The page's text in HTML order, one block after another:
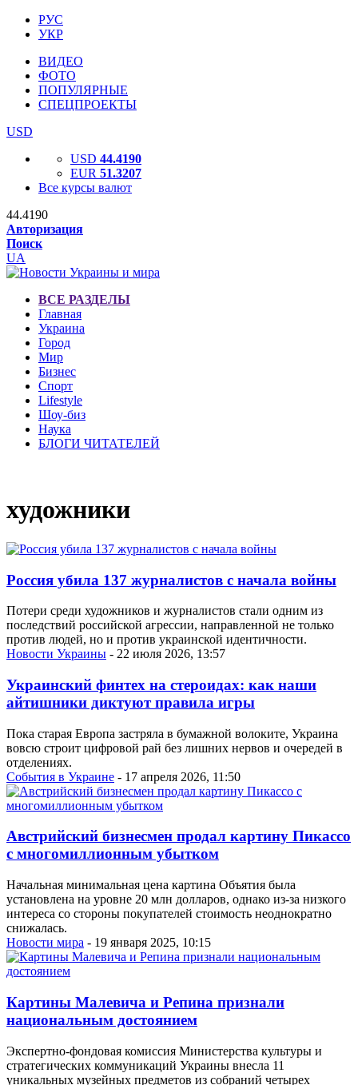
РУС
УКР
ВИДЕО
ФОТО
ПОПУЛЯРНЫЕ
СПЕЦПРОЕКТЫ
USD
USD 44.4190
EUR 51.3207
Все курсы валют
44.4190
Авторизация
Поиск
UA
ВСЕ РАЗДЕЛЫ
Главная
Украина
Город
Мир
Бизнес
Спорт
Lifestyle
Шоу-биз
Наука
БЛОГИ ЧИТАТЕЛЕЙ
художники
Россия убила 137 журналистов с начала войны
Потери среди художников и журналистов стали одним из
последствий российской агрессии, направленной не только
против людей, но и против украинской идентичности.
Новости Украины - 22 июля 2026, 13:57
Украинский финтех на стероидах: как наши
айтишники диктуют правила игры
Пока старая Европа застряла в бумажной волоките, Украина
вовсю строит цифровой рай без лишних нервов и очередей в
отделениях.
События в Украине - 17 апреля 2026, 11:50
Австрийский бизнесмен продал картину Пикассо
с многомиллионным убытком
Начальная минимальная цена картина Объятия была
установлена ​​на уровне 20 млн долларов, однако из-за низкого
интереса со стороны покупателей стоимость неоднократно
снижалась.
Новости мира - 19 января 2025, 10:15
Картины Малевича и Репина признали
национальным достоянием
Экспертно-фондовая комиссия Министерства культуры и
стратегических коммуникаций Украины внесла 11
уникальных музейных предметов из собраний четырех